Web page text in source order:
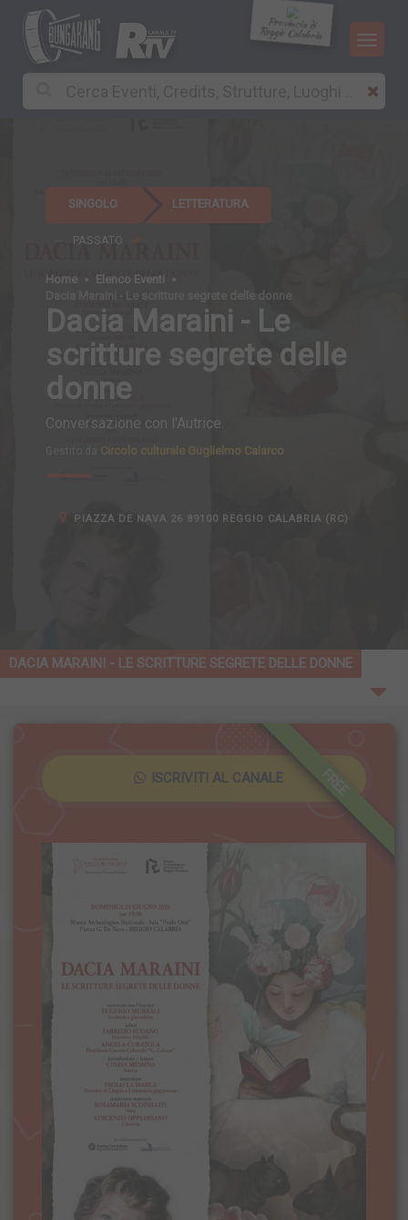
Provincia di
Reggio Calabria
SINGOLO LETTERATURA
PASSATO
Home
Elenco Eventi
Dacia Maraini - Le scritture segrete delle donne
Dacia Maraini - Le
scritture segrete delle
donne
Conversazione con l'Autrice.
Circolo culturale Guglielmo Calarco
PIAZZA DE NAVA 26 89100 REGGIO CALABRIA (RC)
DACIA MARAINI - LE SCRITTURE SEGRETE DELLE DONNE
FREE
ISCRIVITI AL CANALE